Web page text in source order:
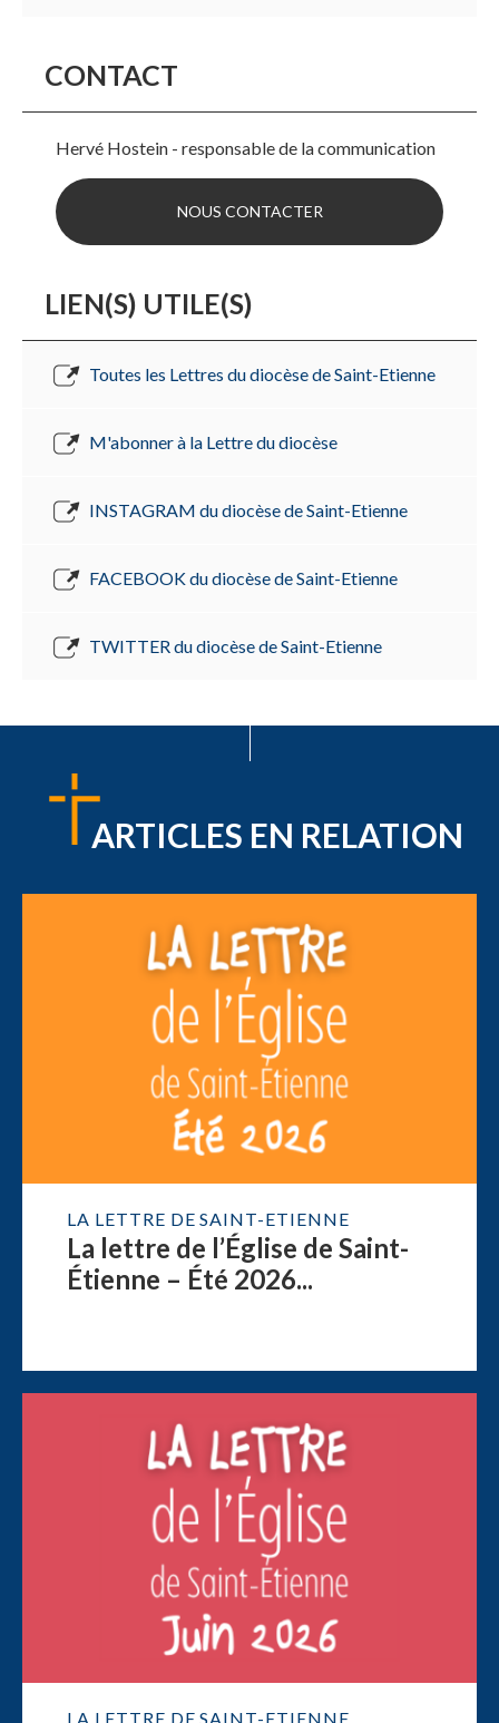
CONTACT
Hervé Hostein - responsable de la communication
NOUS CONTACTER
LIEN(S) UTILE(S)
Toutes les Lettres du diocèse de Saint-Etienne
M'abonner à la Lettre du diocèse
INSTAGRAM du diocèse de Saint-Etienne
FACEBOOK du diocèse de Saint-Etienne
TWITTER du diocèse de Saint-Etienne
ARTICLES EN RELATION
LA LETTRE DE SAINT-ETIENNE
La lettre de l’Église de Saint-
Étienne – Été 2026...
LA LETTRE DE SAINT-ETIENNE